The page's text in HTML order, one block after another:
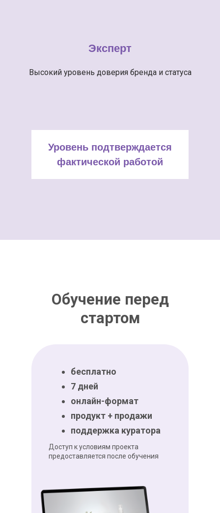
Эксперт
Высокий уровень доверия бренда и статуса
Уровень подтверждается
фактической работой
Обучение перед
стартом
бесплатно
7 дней
онлайн-формат
продукт + продажи
поддержка куратора
Доступ к условиям проекта
предоставляется после обучения